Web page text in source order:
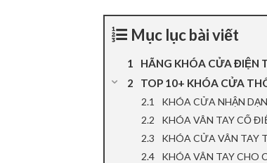
Mục lục bài viết
HÃNG KHÓA CỬA ĐIỆN
TOP 10+ KHÓA CỬA
KHÓA CỬA NHẬN
KHÓA VÂN TAY CỔ
KHÓA CỬA VÂN TAY
KHÓA VÂN TAY CHO